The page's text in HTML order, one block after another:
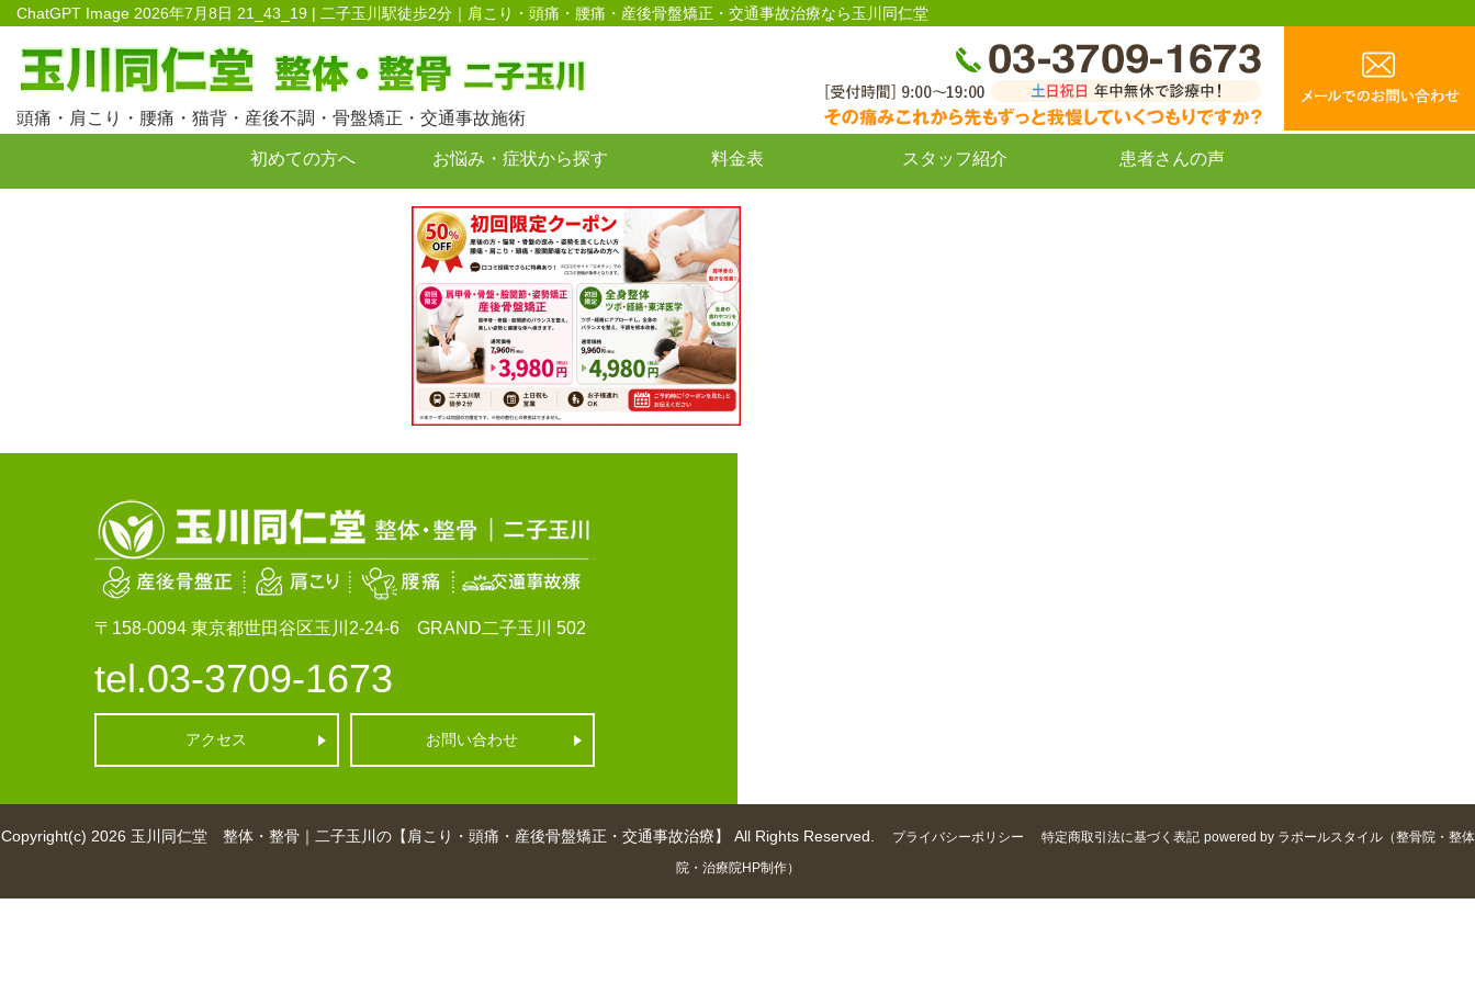
ChatGPT Image 2026年7月8日 21_43_19 | 二子玉川駅徒歩2分｜肩こり・頭痛・腰痛・産後骨盤矯正・交通事故治療なら玉川同仁堂
頭痛・肩こり・腰痛・猫背・産後不調・骨盤矯正・交通事故施術
初めての方へ お悩み・症状から探す 料金表 スタッフ紹介 患者さんの声
〒158-0094 東京都世田谷区玉川2-24-6 GRAND二子玉川 502
tel.03-3709-1673
アクセス お問い合わせ
Copyright(c) 2026 玉川同仁堂 整体・整骨｜二子玉川の【肩こり・頭痛・産後骨盤矯正・交通事故治療】 All Rights Reserved. プライバシーポリシー 特定商取引法に基づく表記 powered by ラポールスタイル（整骨院・整体
院・治療院HP制作）